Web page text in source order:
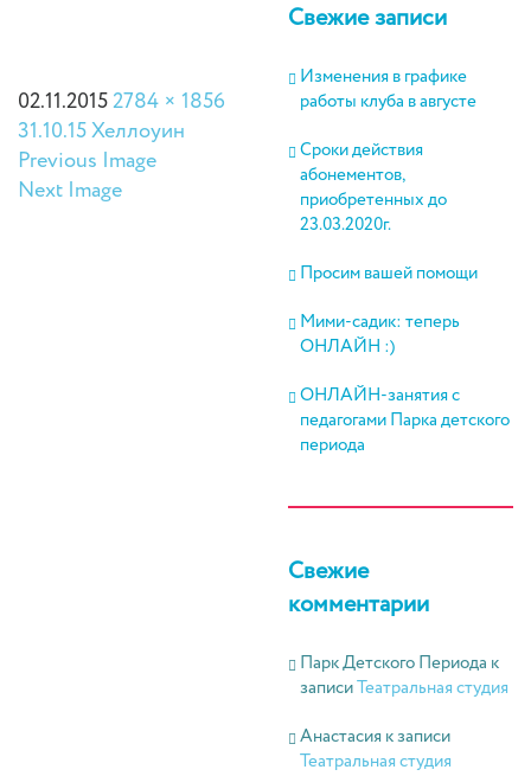
02.11.20152784 × 1856
31.10.15 Хеллоуин
Previous Image
Next Image
Свежие записи
Изменения в графике
работы клуба в августе
Сроки действия
абонементов,
приобретенных до
23.03.2020г.
Просим вашей помощи
Мими-садик: теперь
ОНЛАЙН :)
ОНЛАЙН-занятия с
педагогами Парка детского
периода
Свежие
комментарии
Парк Детского Периода к
записиТеатральная студия
Анастасияк записи
Театральная студия